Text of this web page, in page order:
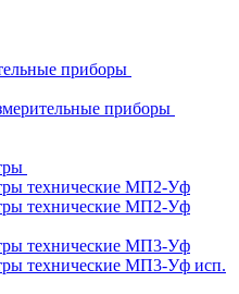
приборы
приборы
технические МП2-Уф
технические МП2-Уф
технические МП3-Уф
технические МП3-Уф исп.